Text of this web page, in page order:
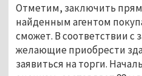
Отметим, заключить
найденным агентом
сможет. В соответствии с
желающие приобрести
заявиться на торги.